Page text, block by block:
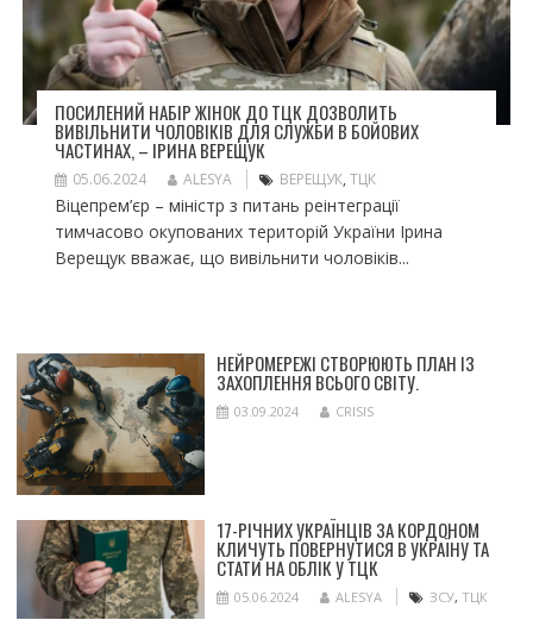
ПОСИЛЕНИЙ НАБІР ЖІНОК ДО ТЦК ДОЗВОЛИТЬ
ВИВІЛЬНИТИ ЧОЛОВІКІВ ДЛЯ СЛУЖБИ В БОЙОВИХ
ЧАСТИНАХ, – ІРИНА ВЕРЕЩУК
05.06.2024 ALESYA ВЕРЕЩУК, ТЦК
Віцепрем’єр – міністр з питань реінтеграції
тимчасово окупованих територій України Ірина
Верещук вважає, що вивільнити чоловіків...
НЕЙРОМЕРЕЖІ СТВОРЮЮТЬ ПЛАН ІЗ
ЗАХОПЛЕННЯ ВСЬОГО СВІТУ.
03.09.2024 CRISIS
17-РІЧНИХ УКРАЇНЦІВ ЗА КОРДОНОМ
КЛИЧУТЬ ПОВЕРНУТИСЯ В УКРАЇНУ ТА
СТАТИ НА ОБЛІК У ТЦК
05.06.2024 ALESYA ЗСУ, ТЦК